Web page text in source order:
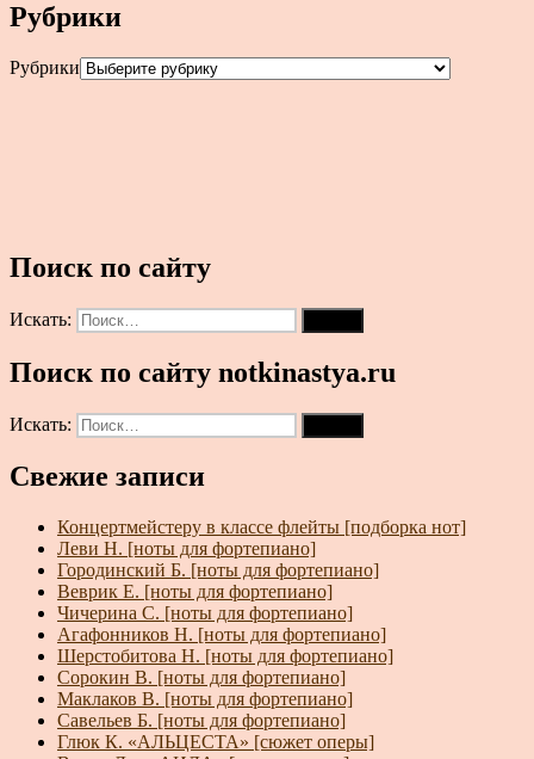
Рубрики
Рубрики
Поиск по сайту
Искать:
Поиск по сайту notkinastya.ru
Искать:
Свежие записи
Концертмейстеру в классе флейты [подборка нот]
Леви Н. [ноты для фортепиано]
Городинский Б. [ноты для фортепиано]
Веврик Е. [ноты для фортепиано]
Чичерина С. [ноты для фортепиано]
Агафонников Н. [ноты для фортепиано]
Шерстобитова Н. [ноты для фортепиано]
Сорокин В. [ноты для фортепиано]
Маклаков В. [ноты для фортепиано]
Савельев Б. [ноты для фортепиано]
Глюк К. «АЛЬЦЕСТА» [сюжет оперы]